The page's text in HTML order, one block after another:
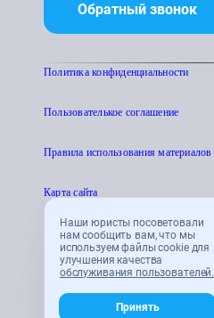
Наши юристы посоветовали
нам сообщить вам, что мы
используем файлы cookie для
улучшения качества
обслуживания пользователей.
Принять
Обратный звонок
Политика конфиденциальности
Пользователькое соглашение
Правила использования материалов
Карта сайта
© 1995 - 2026 «ЦЕНТР
CENTRATTEK.RU